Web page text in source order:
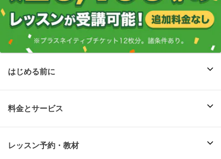
はじめる前に
料金とサービス
レッスン予約・教材